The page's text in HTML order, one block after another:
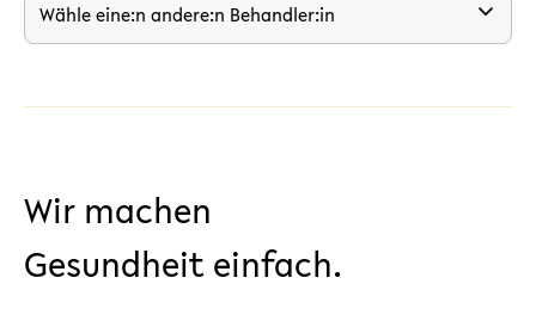
Wähle eine:n andere:n Behandler:in
Wir machen
Gesundheit einfach.